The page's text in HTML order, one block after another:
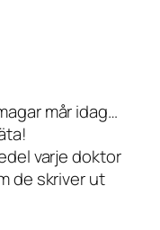
mår idag…
varje doktor
de skriver ut